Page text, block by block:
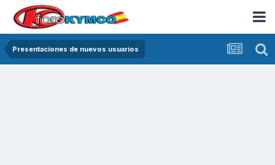
Presentaciones de nuevos usuarios